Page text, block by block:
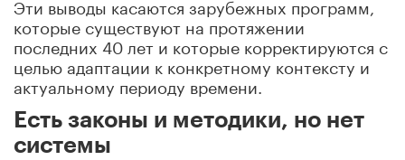
которые существуют на протяжении
последних 40 лет и которые корректируются с
целью адаптации к конкретному контексту и
актуальному периоду времени.
Есть законы и методики, но нет
системы